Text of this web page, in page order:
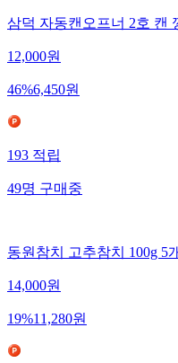
삼덕 자동캔오프너 2호 캔
12,000원
46%6,450원
193 적립
49명 구매중
동원참치 고추참치 100g 5
14,000원
19%11,280원